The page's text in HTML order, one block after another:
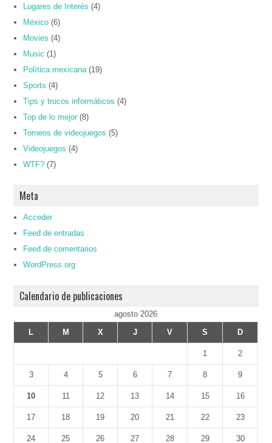
Lugares de Interés (4)
México (6)
Movies (4)
Music (1)
Política mexicana (19)
Sports (4)
Tips y trucos informáticos (4)
Top de lo mejor (8)
Torneos de videojuegos (5)
Videojuegos (4)
WTF? (7)
Meta
Acceder
Feed de entradas
Feed de comentarios
WordPress.org
Calendario de publicaciones
agosto 2026
L
M X J V S D
1 2
3 4 5 6 7 8 9
10 11 12 13 14 15 16
17 18 19 20 21 22 23
24 25 26 27 28 29 30